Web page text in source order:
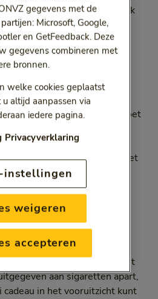
krijg je thuis zo min mogelijk
tot roken.
erop ingesteld om zoveel
te hebben waarin je iets doet
stopt. Het is dus niet
Bedenk
dit ritueel kunt vervangen: het
van een spelletje op je
van je tanden.
veel geld. Leg daarom het
aan sigaretten apart,
cadeau in het vooruitzicht kunt
gegevens met de
Microsoft, Google,
en GetFeedback. Deze
gegevens combineren met
bronnen.
welke cookies geplaatst
altijd aanpassen via
iedere pagina.
Privacyverklaring
instellingen
weigeren
accepteren